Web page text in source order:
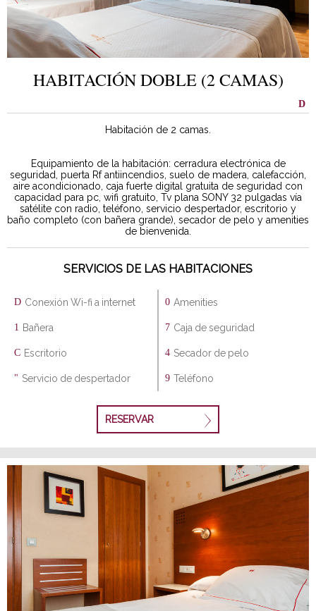
HABITACIÓN DOBLE (2 CAMAS)
Habitación de 2 camas.
Equipamiento de la habitación: cerradura electrónica de
seguridad, puerta Rf antiincendios, suelo de madera, calefacción,
aire acondicionado, caja fuerte digital gratuita de seguridad con
capacidad para pc, wifi gratuito, Tv plana SONY 32 pulgadas vía
satélite con radio, teléfono, servicio despertador, escritorio y
baño completo (con bañera grande), secador de pelo y amenities
de bienvenida.
SERVICIOS DE LAS HABITACIONES
Conexión Wi-fi a internet Amenities
Bañera Caja de seguridad
Escritorio Secador de pelo
Servicio de despertador Teléfono
RESERVAR